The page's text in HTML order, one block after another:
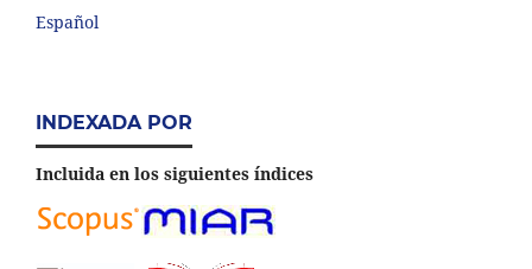
Español
INDEXADA POR
Incluida en los siguientes índices